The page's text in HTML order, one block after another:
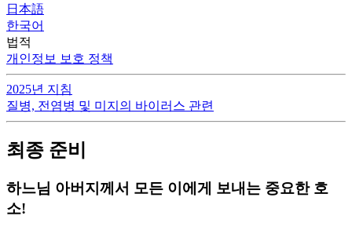
日本語
한국어
법적
개인정보 보호 정책
2025년 지침
질병, 전염병 및 미지의 바이러스 관련
최종 준비
하느님 아버지께서 모든 이에게 보내는 중요한 호
소!